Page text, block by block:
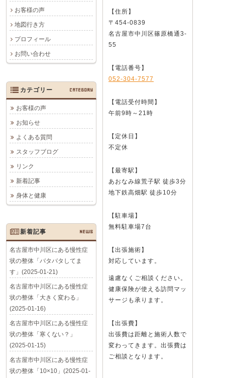
お客様の声
地図行き方
プロフィール
お問い合わせ
【住所】
〒454-0839
名古屋市中川区篠原橋通3-
55
【電話番号】
052-304-7577
【電話受付時間】
午前9時～21時
【定休日】
不定休
【最寄駅】
あおなみ線荒子駅 徒歩3分
地下鉄高畑駅 徒歩10分
【駐車場】
無料駐車場7台
【出張施術】
対応しています。
遠慮なくご相談ください。
健康保険が使える訪問マッ
サージも承ります。
【出張費】
出張費は距離と施術人数で
変わってきます。出張費は
ご相談となります。
カテゴリー CATEGORY
お客様の声
お知らせ
よくある質問
スタッフブログ
リンク
新着記事
身体と健康
新着記事 NEWS
名古屋市中川区にある慢性症
状の整体「バタバタしてま
す」(2025-01-21)
名古屋市中川区にある慢性症
状の整体「大きく変わる」
(2025-01-16)
名古屋市中川区にある慢性症
状の整体「寒くない？」
(2025-01-15)
名古屋市中川区にある慢性症
状の整体「10×10」(2025-01-